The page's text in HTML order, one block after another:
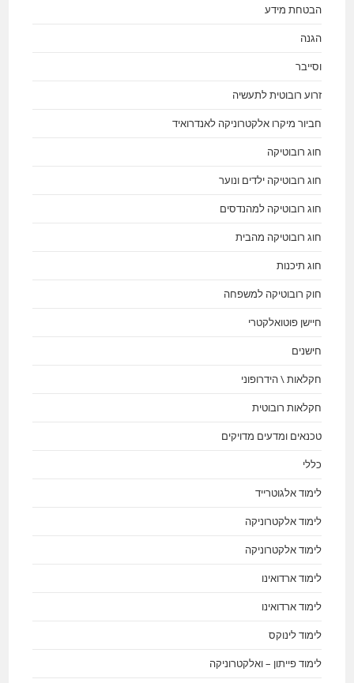
הבטחת מידע
הגנה
וסייבר
זרוע רובוטית לתעשיה
חביור מיקרו אלקטרוניקה לאנדרואיד
חוג רובוטיקה
חוג רובוטיקה ילדים ונוער
חוג רובוטיקה למהנדסים
חוג רובוטיקה מהבית
חוג תיכנות
חוק רובוטיקה למשפחה
חיישן פוטואלקטרי
חישנים
חקלאות \ הידרופוני
חקלאות רובוטית
טכנאים ומדעים מדויקים
כללי
לימוד אלגוטרייד
לימוד אלקטרוניקה
לימוד אלקטרוניקה
לימוד ארדואינו
לימוד ארדואינו
לימוד לינוקס
לימוד פייתון – ואלקטרוניקה